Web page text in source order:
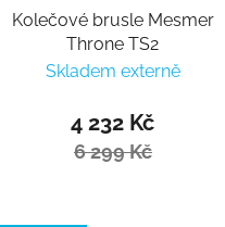
Kolečové brusle Mesmer
Throne TS2
Skladem externě
4 232 Kč
6 299 Kč